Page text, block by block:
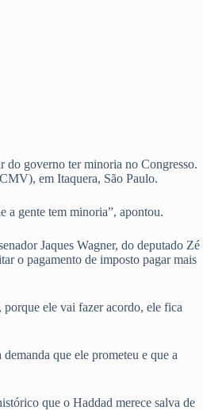
do governo ter minoria no Congresso.
em Itaquera, São Paulo.
a gente tem minoria”, apontou.
Jaques Wagner, do deputado Zé
o pagamento de imposto pagar mais
ele vai fazer acordo, ele fica
que ele prometeu e que a
que o Haddad merece salva de